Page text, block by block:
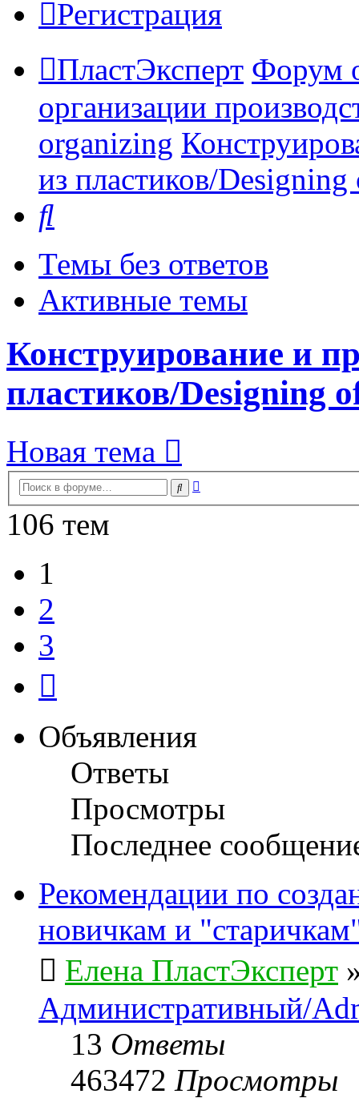
Регистрация
ПластЭксперт Форум
организации
organizing
из пластиков/
Темы без ответов
Активные темы
Конструирование и
пластиков/Designing
Новая тема
Поиск
106 тем
1
2
3
Объявления
Ответы
Просмотры
Последнее
Рекомендации по
новичкам и
Елена ПластЭксперт
Административный/
13 Ответы
463472 Просмотры